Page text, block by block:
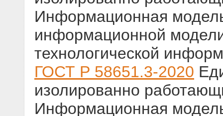
Информационная
информационной
технологической
ГОСТ Р 58651.3-2020
изолированно
Информационная